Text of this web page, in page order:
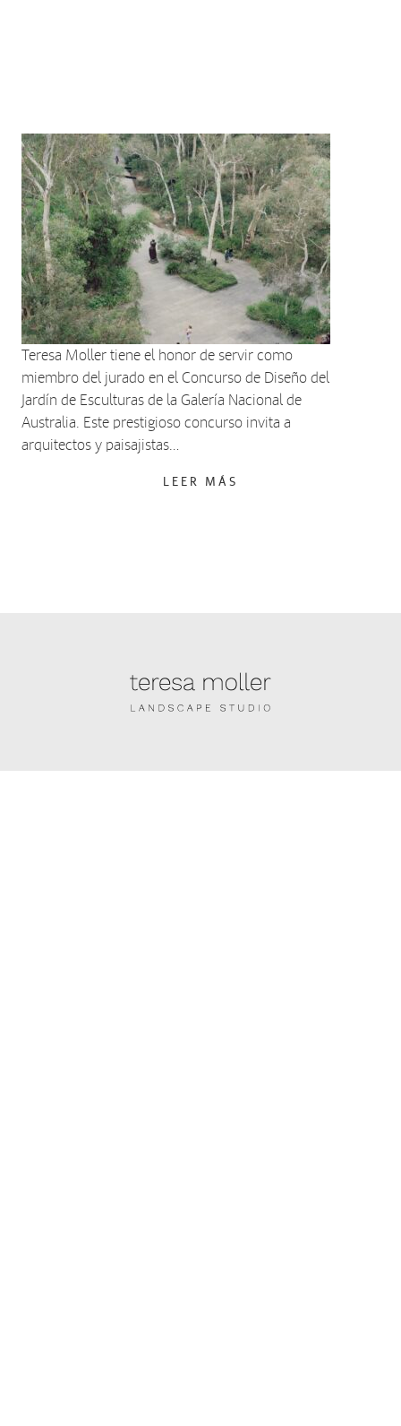
Teresa Moller tiene el honor de servir como
miembro del jurado en el Concurso de Diseño del
Jardín de Esculturas de la Galería Nacional de
Australia. Este prestigioso concurso invita a
arquitectos y paisajistas…
LEER MÁS